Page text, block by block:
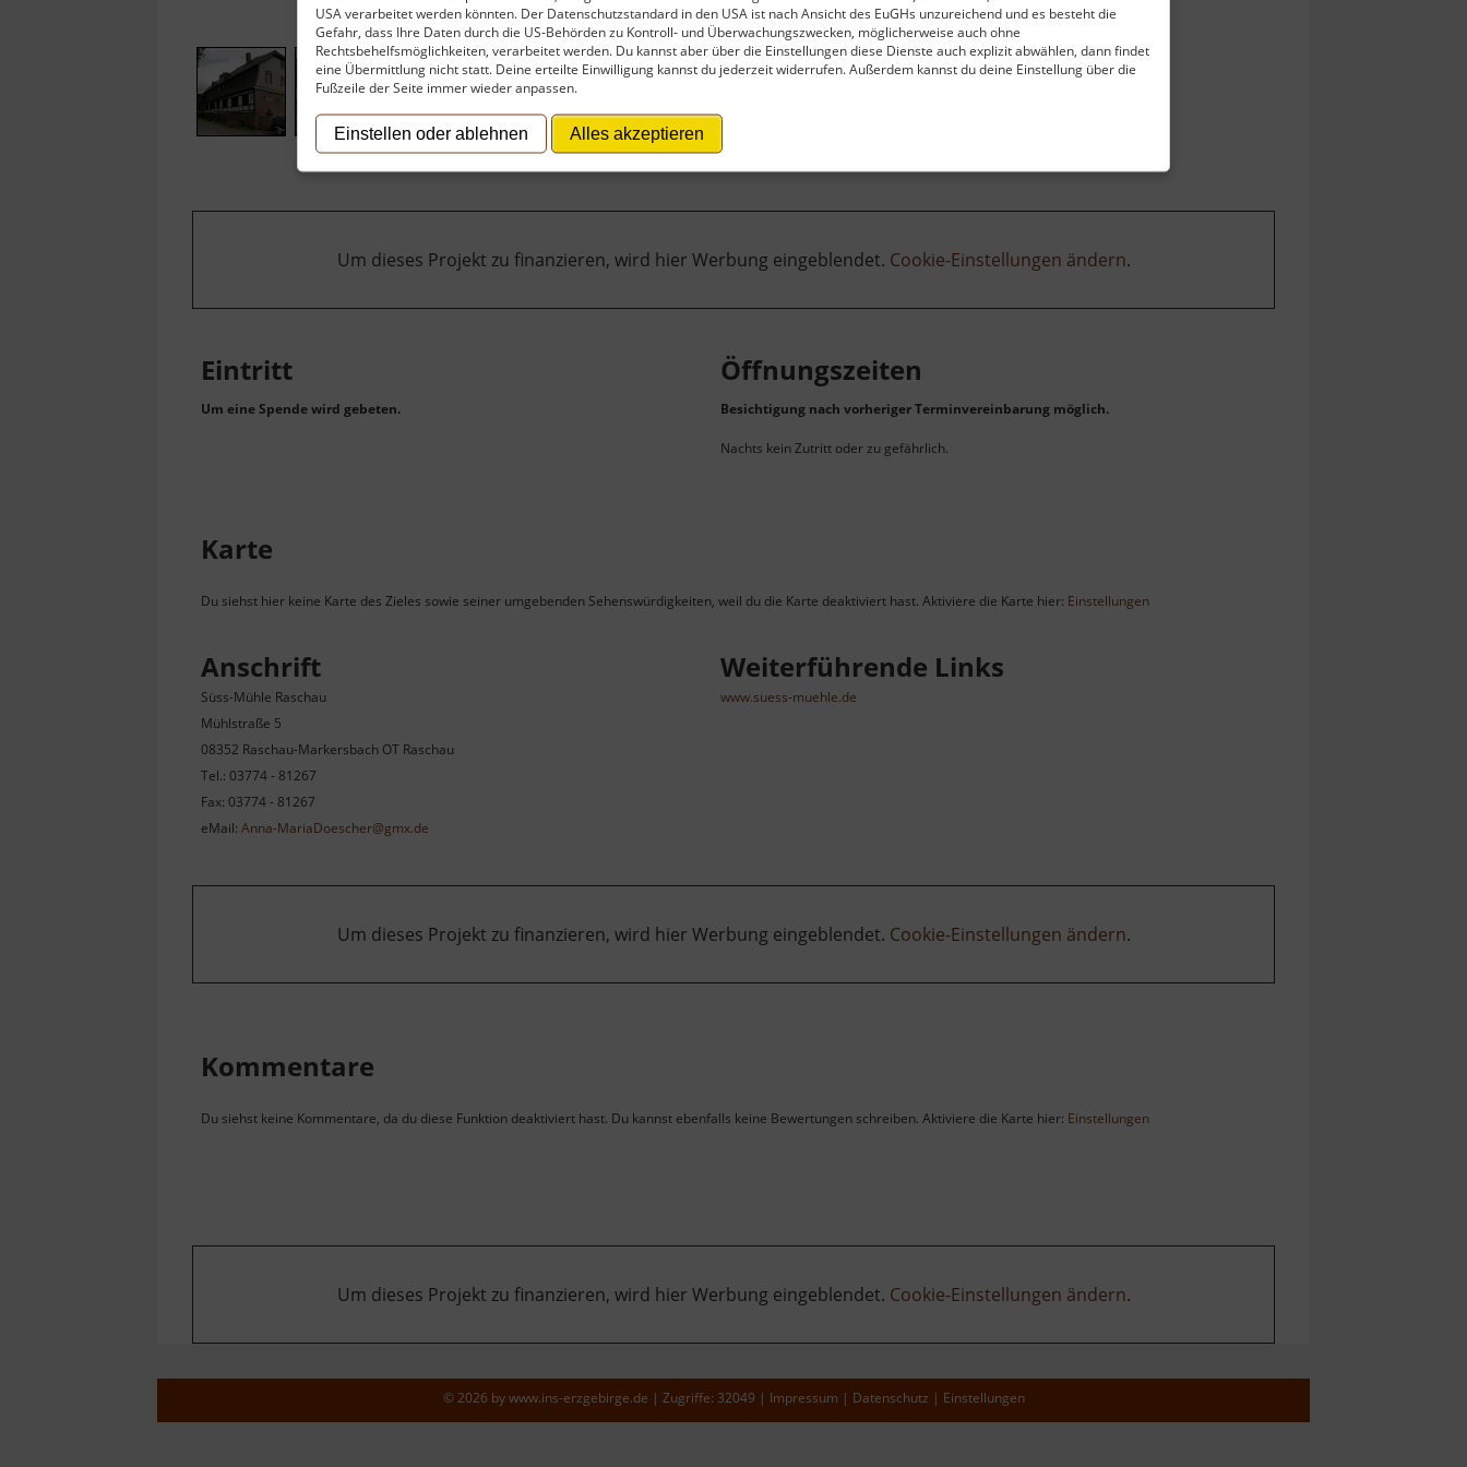
USA verarbeitet werden könnten. Der Datenschutzstandard in den USA ist nach Ansicht des EuGHs unzureichend und es besteht die
Gefahr, dass Ihre Daten durch die US-Behörden zu Kontroll- und Überwachungszwecken, möglicherweise auch ohne
Rechtsbehelfsmöglichkeiten, verarbeitet werden. Du kannst aber über die Einstellungen diese Dienste auch explizit abwählen, dann findet
eine Übermittlung nicht statt. Deine erteilte Einwilligung kannst du jederzeit widerrufen. Außerdem kannst du deine Einstellung über die
Fußzeile der Seite immer wieder anpassen.
Einstellen oder ablehnen Alles akzeptieren
Um dieses Projekt zu finanzieren, wird hier Werbung eingeblendet. Cookie-Einstellungen ändern.
Eintritt
Um eine Spende wird gebeten.
Öffnungszeiten
Besichtigung nach vorheriger Terminvereinbarung möglich.
Nachts kein Zutritt oder zu gefährlich.
Karte
Du siehst hier keine Karte des Zieles sowie seiner umgebenden Sehenswürdigkeiten, weil du die Karte deaktiviert hast. Aktiviere die Karte hier: Einstellungen
Anschrift
Süss-Mühle Raschau
Mühlstraße 5
08352 Raschau-Markersbach OT Raschau
Tel.: 03774 - 81267
Fax: 03774 - 81267
eMail: Anna-MariaDoescher@gmx.de
Weiterführende Links
www.suess-muehle.de
Um dieses Projekt zu finanzieren, wird hier Werbung eingeblendet. Cookie-Einstellungen ändern.
Kommentare
Du siehst keine Kommentare, da du diese Funktion deaktiviert hast. Du kannst ebenfalls keine Bewertungen schreiben. Aktiviere die Karte hier: Einstellungen
Um dieses Projekt zu finanzieren, wird hier Werbung eingeblendet. Cookie-Einstellungen ändern.
© 2026 bywww.ins-erzgebirge.de | Zugriffe: 32049 | Impressum | Datenschutz | Einstellungen